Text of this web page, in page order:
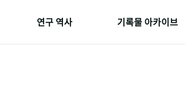
연구 역사 기록물 아카이브